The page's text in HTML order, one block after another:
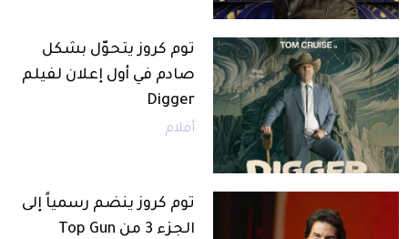
توم كروز يتحوّل بشكل
صادم في أول إعلان لفيلم
Digger
أفلام
توم كروز ينضم رسمياً إلى
الجزء 3 من Top Gun